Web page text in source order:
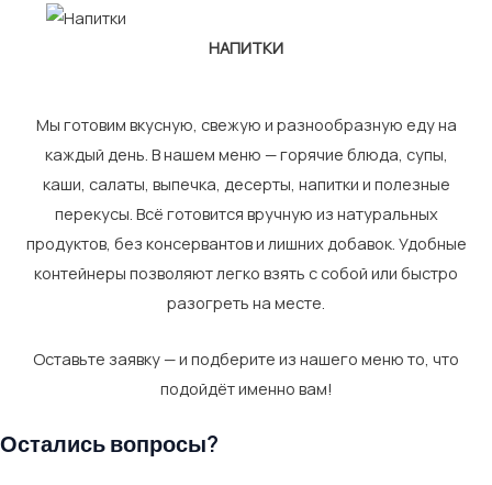
НАПИТКИ
Мы готовим вкусную, свежую и разнообразную еду на
каждый день. В нашем меню — горячие блюда, супы,
каши, салаты, выпечка, десерты, напитки и полезные
перекусы. Всё готовится вручную из натуральных
продуктов, без консервантов и лишних добавок. Удобные
контейнеры позволяют легко взять с собой или быстро
разогреть на месте.
Оставьте заявку — и подберите из нашего меню то, что
подойдёт именно вам!
Остались вопросы?